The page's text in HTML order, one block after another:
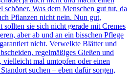
schöner. Was dem Menschen gut tut, da
Pflanzen nicht nein. Nun gut,
sollten sie sich nicht gerade mit Cremes
aber ab und an ein bisschen Pflege
nicht. Verwelkte Blätter und
regelmäßiges Gießen und
vielleicht mal umtopfen oder einen
suchen – eben dafür sorgen,